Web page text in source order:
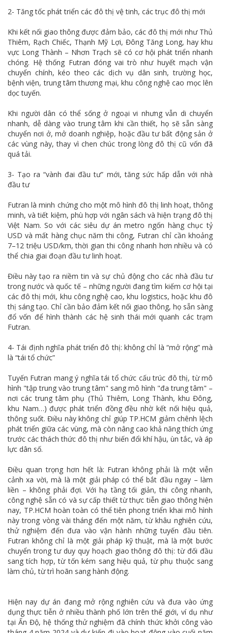
2- Tăng tốc phát triển các đô thị vệ tinh, các trục đô thị mới
Khi kết nối giao thông được đảm bảo, các đô thị mới như Thủ
Thiêm, Rạch Chiếc, Thạnh Mỹ Lợi, Đông Tăng Long, hay khu
vực Long Thành – Nhơn Trạch sẽ có cơ hội phát triển nhanh
chóng. Hệ thống Futran đóng vai trò như huyết mạch vận
chuyển chính, kéo theo các dịch vụ dân sinh, trường học,
bệnh viện, trung tâm thương mại, khu công nghệ cao mọc lên
dọc tuyến.
Khi người dân có thể sống ở ngoại vi nhưng vẫn di chuyển
nhanh, dễ dàng vào trung tâm khi cần thiết, họ sẽ sẵn sàng
chuyển nơi ở, mở doanh nghiệp, hoặc đầu tư bất động sản ở
các vùng này, thay vì chen chúc trong lòng đô thị cũ vốn đã
quá tải.
3- Tạo ra “vành đai đầu tư” mới, tăng sức hấp dẫn với nhà
đầu tư
Futran là minh chứng cho một mô hình đô thị linh hoạt, thông
minh, và tiết kiệm, phù hợp với ngân sách và hiện trạng đô thị
Việt Nam. So với các siêu dự án metro ngốn hàng chục tỷ
USD và mất hàng chục năm thi công, Futran chỉ cần khoảng
7–12 triệu USD/km, thời gian thi công nhanh hơn nhiều và có
thể chia giai đoạn đầu tư linh hoạt.
Điều này tạo ra niềm tin và sự chủ động cho các nhà đầu tư
trong nước và quốc tế – những người đang tìm kiếm cơ hội tại
các đô thị mới, khu công nghệ cao, khu logistics, hoặc khu đô
thị sáng tạo. Chỉ cần bảo đảm kết nối giao thông, họ sẵn sàng
đổ vốn để hình thành các hệ sinh thái mới quanh các trạm
Futran.
4- Tái định nghĩa phát triển đô thị: không chỉ là “mở rộng” mà
là “tái tổ chức”
Tuyến Futran mang ý nghĩa tái tổ chức cấu trúc đô thị, từ mô
hình "tập trung vào trung tâm" sang mô hình "đa trung tâm" –
nơi các trung tâm phụ (Thủ Thiêm, Long Thành, khu Đông,
khu Nam…) được phát triển đồng đều nhờ kết nối hiệu quả,
thông suốt. Điều này không chỉ giúp TP.HCM giảm chênh lệch
phát triển giữa các vùng, mà còn nâng cao khả năng thích ứng
trước các thách thức đô thị như biến đổi khí hậu, ùn tắc, và áp
lực dân số.
Điều quan trọng hơn hết là: Futran không phải là một viễn
cảnh xa vời, mà là một giải pháp có thể bắt đầu ngay – làm
liền – không phải đợi. Với hạ tầng tối giản, thi công nhanh,
công nghệ sẵn có và sự cấp thiết từ thực tiễn giao thông hiện
nay, TP.HCM hoàn toàn có thể tiên phong triển khai mô hình
này trong vòng vài tháng đến một năm, từ khâu nghiên cứu,
thử nghiệm đến đưa vào vận hành những tuyến đầu tiên.
Futran không chỉ là một giải pháp kỹ thuật, mà là một bước
chuyển trong tư duy quy hoạch giao thông đô thị: từ đối đầu
sang tích hợp, từ tốn kém sang hiệu quả, từ phụ thuộc sang
làm chủ, từ trì hoãn sang hành động.
Hiện nay dự án đang mở rộng nghiên cứu và đưa vào ứng
dụng thực tiễn ở nhiều thành phố lớn trên thế giới, ví dụ như
tại Ấn Độ, hệ thống thử nghiệm đã chính thức khởi công vào